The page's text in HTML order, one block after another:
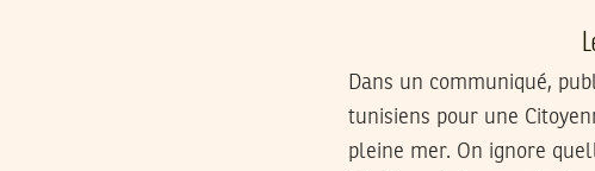
Dans un communiqué,
tunisiens pour une
pleine mer. On ignore